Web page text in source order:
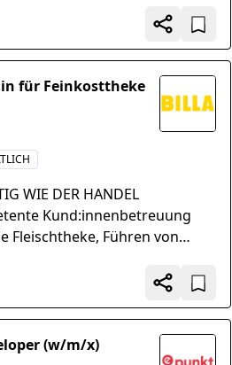
für Feinkosttheke
WIE DER HANDEL
Kund:innenbetreuung
Fleischtheke, Führen von
(w/m/x)